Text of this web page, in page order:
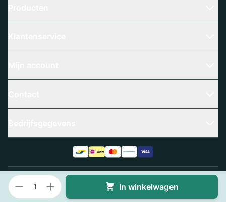
Aantal
In winkelwagen
Algemene voorwaarden
© 2025 Slangenboer